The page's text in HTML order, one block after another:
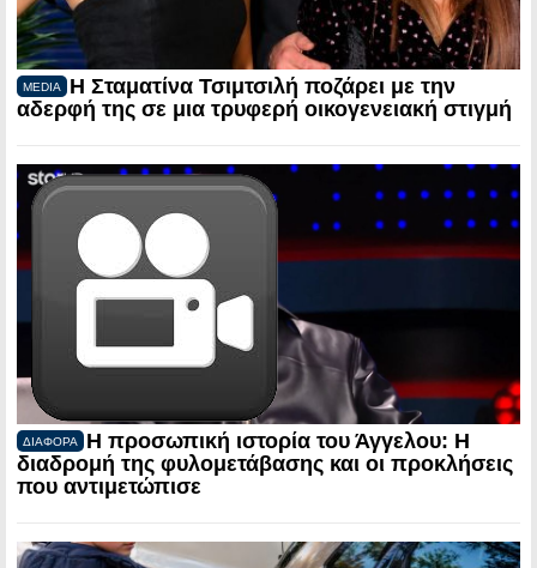
MEDIA
Η Σταματίνα Τσιμτσιλή ποζάρει με την
αδερφή της σε μια τρυφερή οικογενειακή στιγμή
ΔΙΑΦΟΡΑ
Η προσωπική ιστορία του Άγγελου: Η
διαδρομή της φυλομετάβασης και οι προκλήσεις
που αντιμετώπισε